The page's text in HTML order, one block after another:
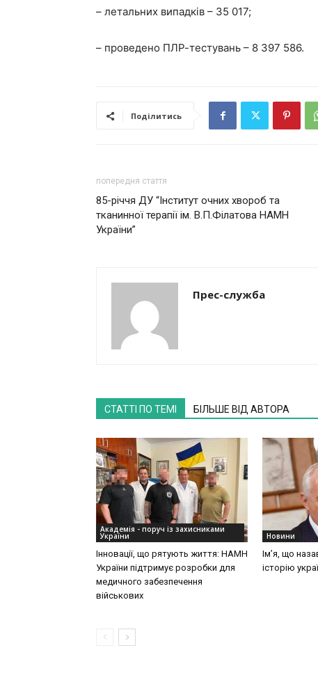
– летальних випадків – 35 017;
– проведено ПЛР-тестувань – 8 397 586.
Поділитись
попередня стаття
85-річчя ДУ “Інститут очних хвороб та
тканинної терапії ім. В.П.Філатова НАМН
України”
Прес-служба
СТАТТІ ПО ТЕМІ БІЛЬШЕ ВІД АВТОРА
Академія - поруч із захисниками
України
Інновації, що рятують життя: НАМН
України підтримує розробки для
медичного забезпечення
військових
Новини
Ім’я, що
історію